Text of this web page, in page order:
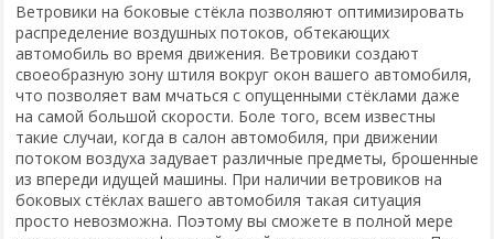
Ветровики на боковые стёкла позволяют оптимизировать
распределение воздушных потоков, обтекающих
автомобиль во время движения. Ветровики создают
своеобразную зону штиля вокруг окон вашего автомобиля,
что позволяет вам мчаться с опущенными стёклами даже
на самой большой скорости. Боле того, всем известны
такие случаи, когда в салон автомобиля, при движении
потоком воздуха задувает различные предметы, брошенные
из впереди идущей машины. При наличии ветровиков на
боковых стёклах вашего автомобиля такая ситуация
просто невозможна. Поэтому вы сможете в полной мере